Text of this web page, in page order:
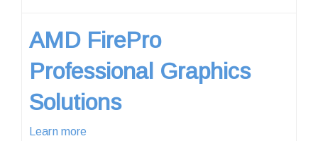
AMD FirePro
Professional Graphics
Solutions
Learn more